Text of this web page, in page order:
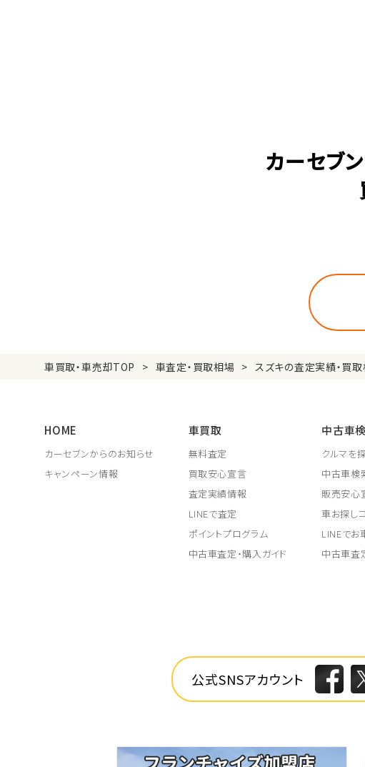
カーセブ
車買取・車売却TOP 車査定・買取相場 スズキの査定実績・買
HOME
カーセブンからのお知らせ
キャンペーン情報
車買取
無料査定
買取安心宣言
査定実績情報
LINEで査定
ポイントプログラム
中古車査定・購入ガイド
中古車
クルマを
中古車検
販売安心
車お探し
LINEでお
中古車査
公式SNSアカウント